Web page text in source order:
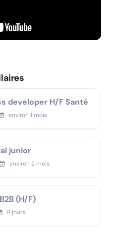
developer H/F Santé
environ 1 mois
junior
environ 2 mois
(H/F)
8 jours